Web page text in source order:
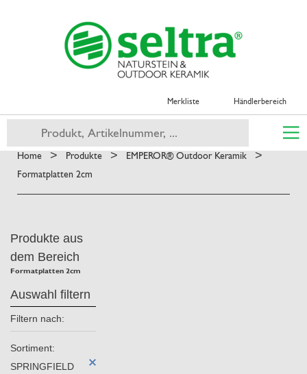
Merkliste Händlerbereich
Home > Produkte > EMPEROR® Outdoor Keramik >
Formatplatten 2cm
Produkte aus
dem Bereich
Formatplatten 2cm
Auswahl filtern
Filtern nach:
Sortiment:
SPRINGFIELD